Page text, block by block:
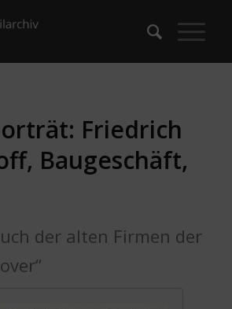
Friedrich
Baugeschäft,
der alten Firmen der